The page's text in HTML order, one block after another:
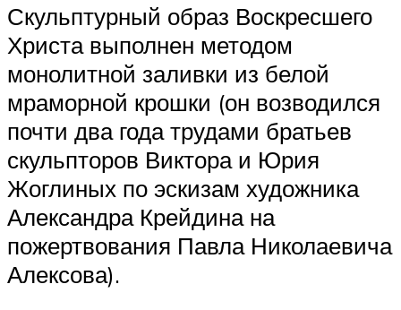
Скульптурный образ Воскресшего
Христа выполнен методом
монолитной заливки из белой
мраморной крошки (он возводился
почти два года трудами братьев
скульпторов Виктора и Юрия
Жоглиных по эскизам художника
Александра Крейдина на
пожертвования Павла Николаевича
Алексова).